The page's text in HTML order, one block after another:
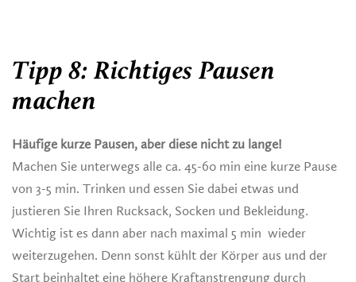
Tipp 8: Richtiges Pausen
machen
Häufige kurze Pausen, aber diese nicht zu lange!
Machen Sie unterwegs alle ca. 45-60 min eine kurze Pause
von 3-5 min. Trinken und essen Sie dabei etwas und
justieren Sie Ihren Rucksack, Socken und Bekleidung.
Wichtig ist es dann aber nach maximal 5 min wieder
weiterzugehen. Denn sonst kühlt der Körper aus und der
Start beinhaltet eine höhere Kraftanstrengung durch